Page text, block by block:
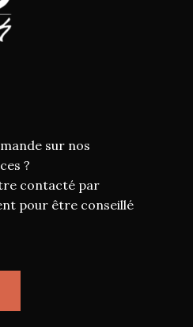
sur nos
?
contacté par
pour être conseillé